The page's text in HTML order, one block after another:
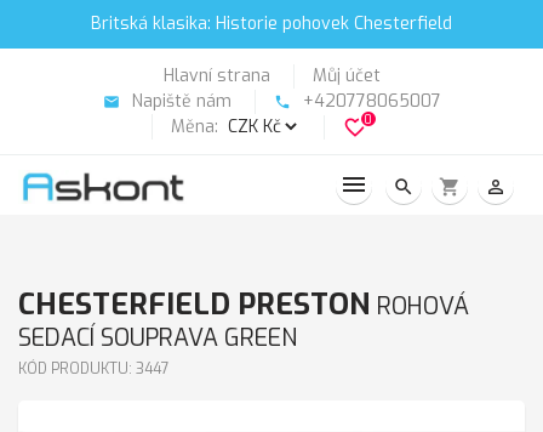
Britská klasika: Historie pohovek Chesterfield
Hlavní strana Můj účet
email Napiště nám phone
+420778065007
Měna:
favorite_border0
search shopping_cart person_outline
CHESTERFIELD PRESTON ROHOVÁ
SEDACÍ SOUPRAVA GREEN
KÓD PRODUKTU: 3447